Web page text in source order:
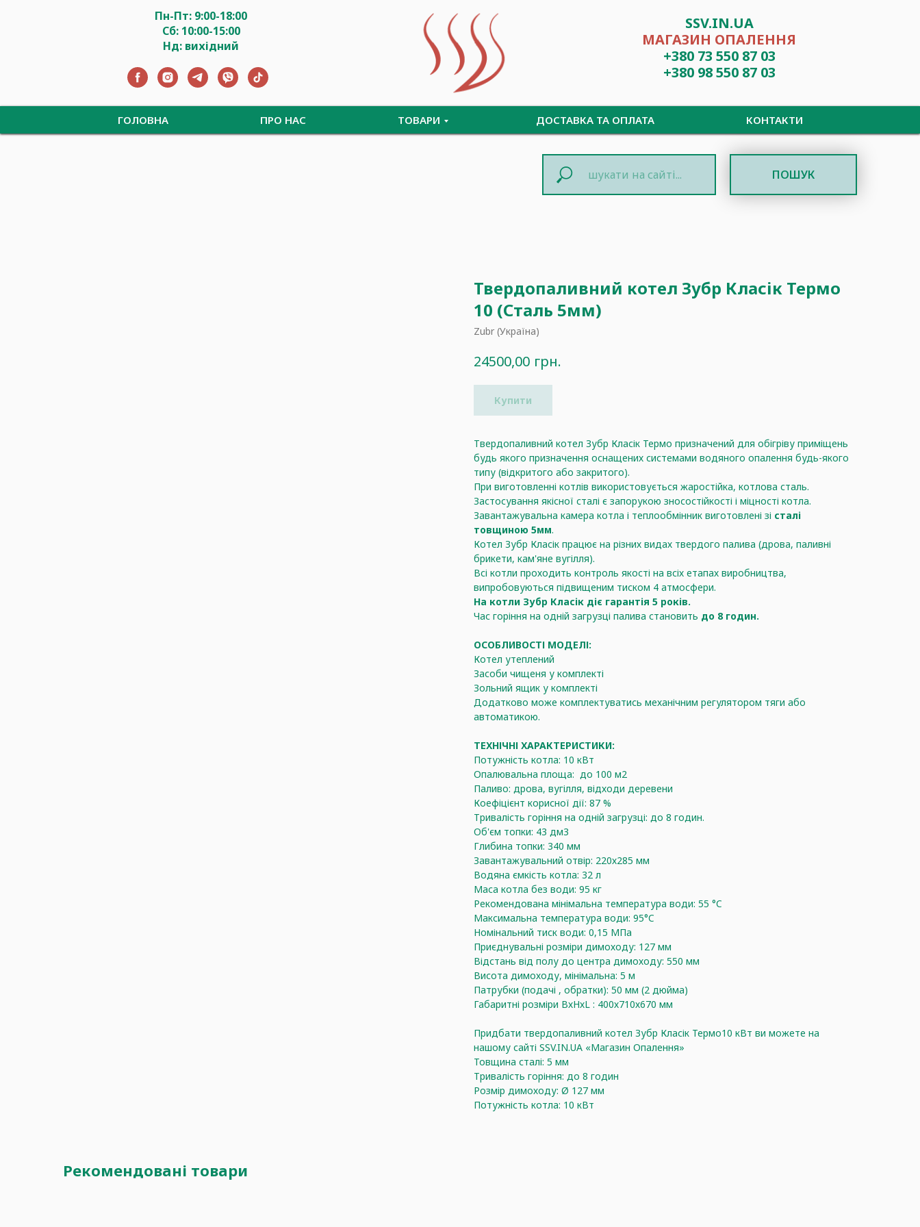
Пн-Пт: 9:00-18:00
Сб: 10:00-15:00
Нд: вихідний
SSV.IN.UA
МАГАЗИН ОПАЛЕННЯ
+380 73 550 87 03
+380 98 550 87 03
ГОЛОВНА ПРО НАС ТОВАРИ ДОСТАВКА ТА ОПЛАТА КОНТАКТИ
ПОШУК
Твердопаливний котел Зубр Класік Термо
10 (Сталь 5мм)
Zubr (Україна)
24500,00 грн.
Купити
Твердопаливний котел Зубр Класік Термо призначений для обігріву приміщень
будь якого призначення оснащених системами водяного опалення будь-якого
типу (відкритого або закритого).
При виготовленні котлів використовується жаростійка, котлова сталь.
Застосування якісної сталі є запорукою зносостійкості і міцності котла.
Завантажувальна камера котла і теплообмінник виготовлені зі сталі
товщиною 5мм.
Котел Зубр Класік працює на різних видах твердого палива (дрова, паливні
брикети, кам'яне вугілля).
Всі котли проходить контроль якості на всіх етапах виробництва,
випробовуються підвищеним тиском 4 атмосфери.
На котли Зубр Класік діє гарантія 5 років.
Час горіння на одній загрузці палива становить до 8 годин.
ОСОБЛИВОСТІ МОДЕЛІ:
Котел утеплений
Засоби чищеня у комплекті
Зольний ящик у комплекті
Додатково може комплектуватись механічним регулятором тяги або
автоматикою.
ТЕХНІЧНІ ХАРАКТЕРИСТИКИ:
Потужність котла: 10 кВт
Опалювальна площа: до 100 м2
Паливо: дрова, вугілля, відходи деревени
Коефіцієнт корисної дії: 87 %
Тривалість горіння на одній загрузці: до 8 годин.
Об'єм топки: 43 дм3
Глибина топки: 340 мм
Завантажувальний отвір: 220х285 мм
Водяна ємкість котла: 32 л
Маса котла без води: 95 кг
Рекомендована мінімальна температура води: 55 °C
Максимальна температура води: 95°C
Номінальний тиск води: 0,15 МПа
Приєднувальні розміри димоходу: 127 мм
Відстань від полу до центра димоходу: 550 мм
Висота димоходу, мінімальна: 5 м
Патрубки (подачі , обратки): 50 мм (2 дюйма)
Габаритні розміри ВхНхL : 400х710х670 мм
Придбати твердопаливний котел Зубр Класік Термо10 кВт ви можете на
нашому сайті SSV.IN.UA «Магазин Опалення»
Товщина сталі: 5 мм
Тривалість горіння: до 8 годин
Розмір димоходу: Ø 127 мм
Потужність котла: 10 кВт
Рекомендовані товари